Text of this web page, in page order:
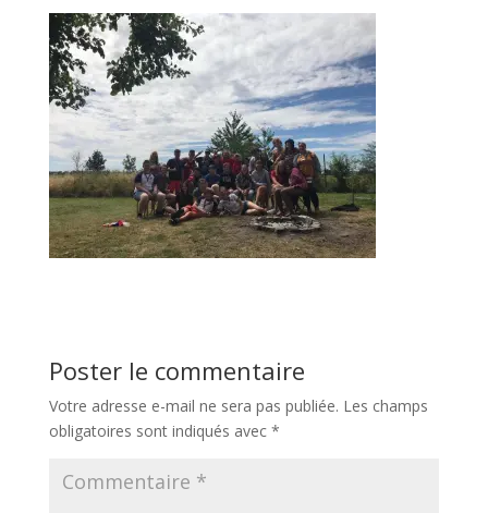
Poster le commentaire
Votre adresse e-mail ne sera pas publiée. Les champs
obligatoires sont indiqués avec *